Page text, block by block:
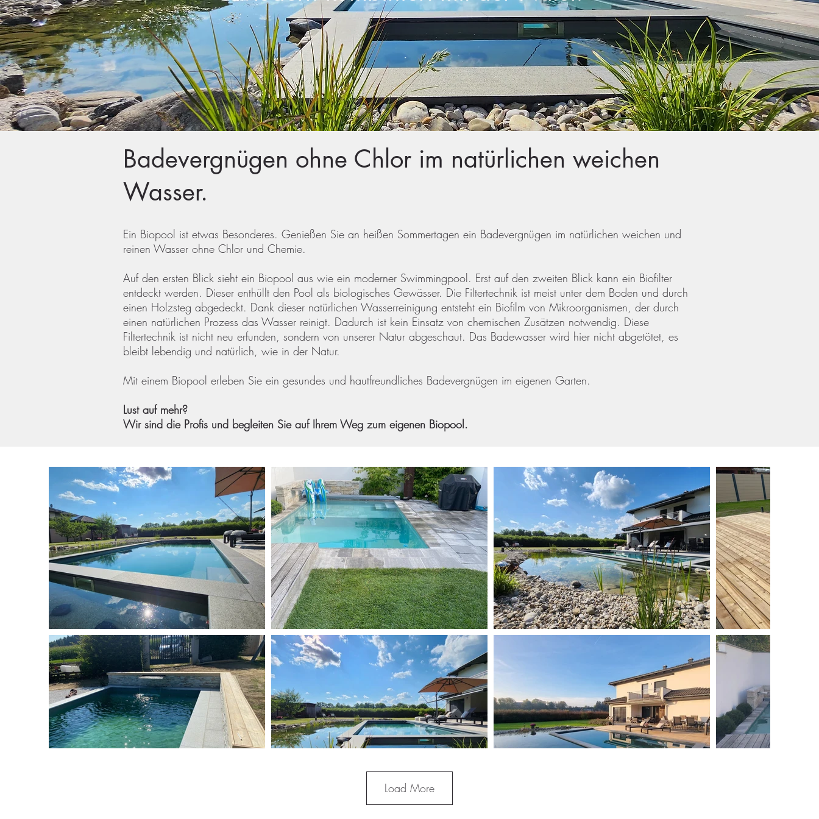
Badevergnügen ohne Chlor im natürlichen weichen
Wasser.
Ein Biopool ist etwas Besonderes. Genießen Sie an heißen Sommertagen ein Badevergnügen im natürlichen weichen und
reinen Wasser ohne Chlor und Chemie.
Auf den ersten Blick sieht ein Biopool aus wie ein moderner Swimmingpool. Erst auf den zweiten Blick kann ein Biofilter
entdeckt werden. Dieser enthüllt den Pool als biologisches Gewässer. Die Filtertechnik ist meist unter dem Boden und durch
einen Holzsteg abgedeckt. Dank dieser natürlichen Wasserreinigung entsteht ein Biofilm von Mikroorganismen, der durch
einen natürlichen Prozess das Wasser reinigt. Dadurch ist kein Einsatz von chemischen Zusätzen notwendig. Diese
Filtertechnik ist nicht neu erfunden, sondern von unserer Natur abgeschaut. Das Badewasser wird hier nicht abgetötet, es
bleibt lebendig und natürlich, wie in der Natur.
Mit einem Biopool erleben Sie ein gesundes und hautfreundliches Badevergnügen im eigenen Garten.
Lust auf mehr?
Wir sind die Profis und begleiten Sie auf Ihrem Weg zum eigenen Biopool.
Load More